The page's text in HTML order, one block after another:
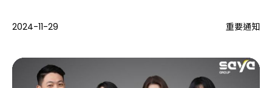
2024-11-29
重要通知